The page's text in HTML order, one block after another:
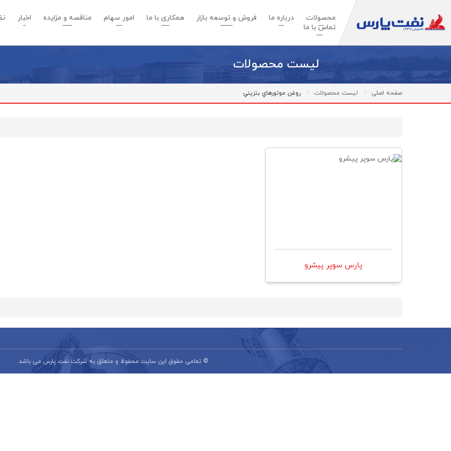
محصولات درباره ما فروش و توسعه بازار همکاری با ما امور سهام مناقصه و مزایده اخبار
تماس با ما
لیست محصولات
صفحه اصلی لیست محصولات روغن موتورهاي بنزيني
پارس سوپر پيشرو
© تمامی حقوق این سایت محفوظ و متعلق به شرکت نفت پارس می باشد.